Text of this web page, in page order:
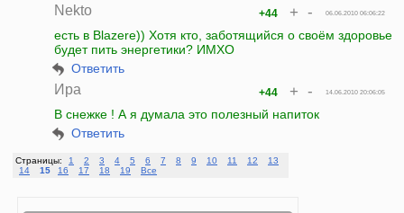
Nekto 06.06.2010 06:06:22
+44 + -
есть в Blazerе)) Хотя кто, заботящийся о своём здоровье
будет пить энергетики? ИМХО
Ответить
Ира 14.06.2010 20:06:05
+44 + -
В снежке ! А я думала это полезный напиток
Ответить
Страницы: 1 2 3 4 5 6 7 8 9 10 11 12
13
14
15 16 17 18 19 Все